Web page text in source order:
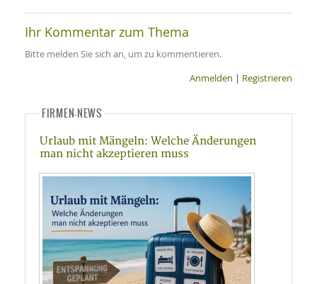
Ihr Kommentar zum Thema
Bitte melden Sie sich an, um zu kommentieren.
Anmelden | Registrieren
FIRMEN-NEWS
Urlaub mit Mängeln: Welche Änderungen
man nicht akzeptieren muss